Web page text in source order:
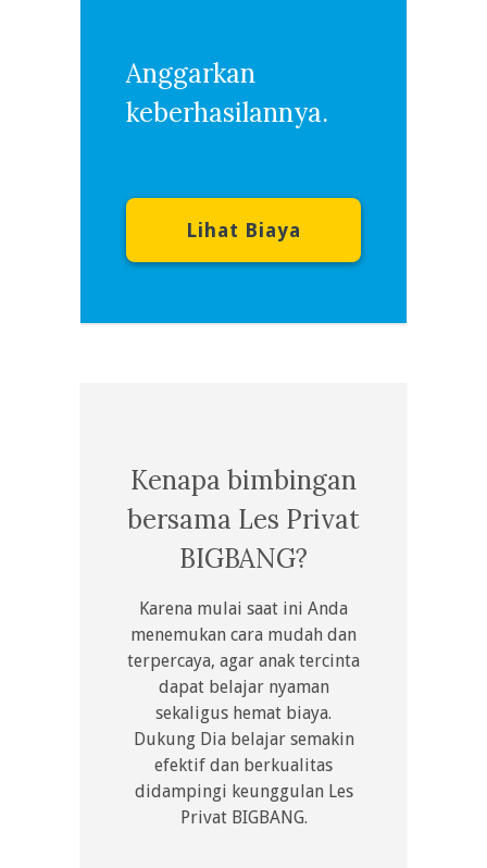
Anggarkan
keberhasilannya.
Lihat Biaya
Kenapa bimbingan
bersama Les Privat
BIGBANG?
Karena mulai saat ini Anda
menemukan cara mudah dan
terpercaya, agar anak tercinta
dapat belajar nyaman
sekaligus hemat biaya.
Dukung Dia belajar semakin
efektif dan berkualitas
didampingi keunggulan Les
Privat BIGBANG.